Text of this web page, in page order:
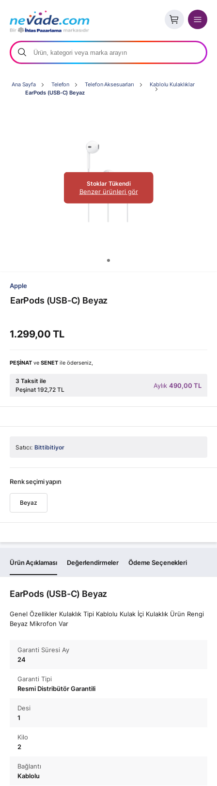
Ana Sayfa Telefon Telefon Aksesuarları
Kablolu Kulaklıklar
EarPods (USB-C) Beyaz
Stoklar Tükendi
Benzer ürünleri gör
Apple
EarPods (USB-C) Beyaz
1.299,00 TL
PEŞİNAT ve SENET ile öderseniz,
3 Taksit ile
Peşinat 192,72 TL
Aylık 490,00 TL
Satıcı: Bittibitiyor
Renk seçimi yapın
Beyaz
Ürün Açıklaması Değerlendirmeler Ödeme Seçenekleri
EarPods (USB-C) Beyaz
Genel Özellikler Kulaklık Tipi Kablolu Kulak İçi Kulaklık Ürün Rengi
Beyaz Mikrofon Var
Garanti Süresi Ay
24
Garanti Tipi
Resmi Distribütör Garantili
Desi
1
Kilo
2
Bağlantı
Kablolu